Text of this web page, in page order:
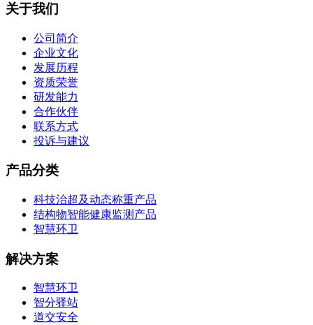
关于我们
公司简介
企业文化
发展历程
资质荣誉
研发能力
合作伙伴
联系方式
投诉与建议
产品分类
科技治超及动态称重产品
结构物智能健康监测产品
智慧环卫
解决方案
智慧环卫
智分驿站
道交安全